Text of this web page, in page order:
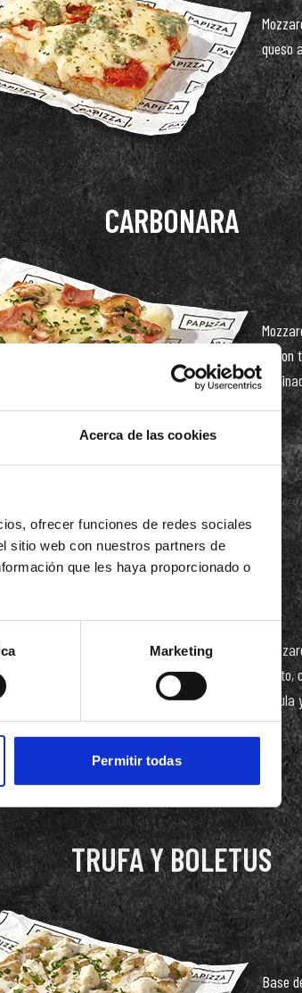
Acerca de las cookies
ofrecer funciones de redes sociales
sitio web con nuestros partners de
que les haya proporcionado o
Marketing
Permitir todas
queso
CARBONARA
POLLO PESTO
TRUFA Y BOLETUS
Base